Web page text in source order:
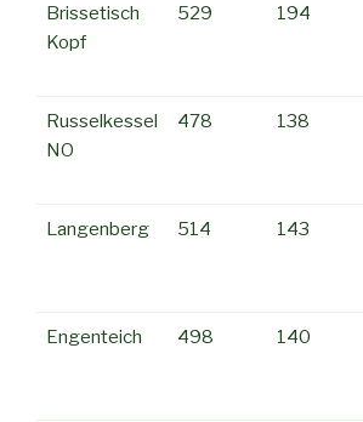
Brissetisch
Kopf
529 194
Russelkessel
NO
478 138
Langenberg 514 143
Engenteich 498 140